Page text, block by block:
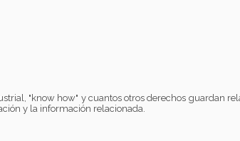
"know how" y cuantosotros derechos guardan
y la información relacionada.